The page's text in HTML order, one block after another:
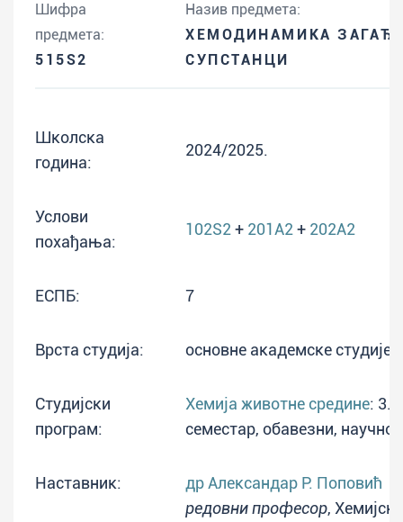
Шифра
предмета:
515S2
Назив предмета:
ХЕМОДИНАМИКА
СУПСТАНЦИ
Школска
година:
2024/2025.
Услови
похађања:
102S2 + 201A2 + 202A2
ЕСПБ: 7
Врста студија: основне академске студије
Студијски
програм:
Хемија животне средине: 3.
семестар, обавезни,
Наставник:
др Александар Р. Поповић
редовни професор,